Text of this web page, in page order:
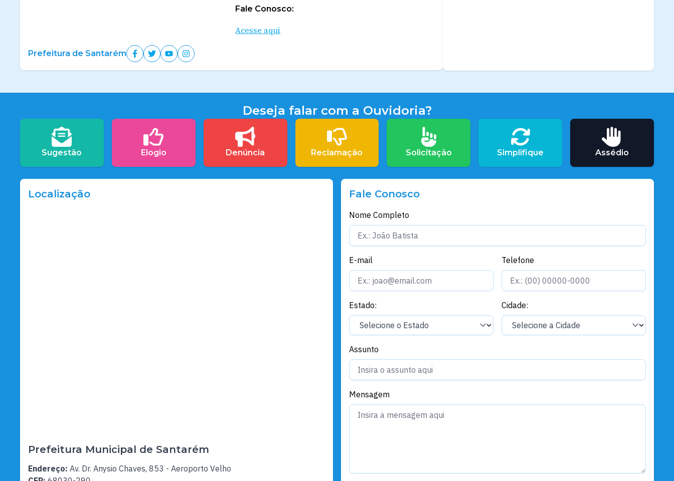
Fale Conosco:
Acesse aqui
Prefeitura de Santarém
Deseja falar com a Ouvidoria?
Sugestão Elogio Denúncia Reclamação Solicitação Simplifique Assédio
Localização
Prefeitura Municipal de Santarém
Endereço: Av. Dr. Anysio Chaves, 853 - Aeroporto Velho
Fale Conosco
Nome Completo
E-mail Telefone
Estado: Cidade:
Assunto
Mensagem